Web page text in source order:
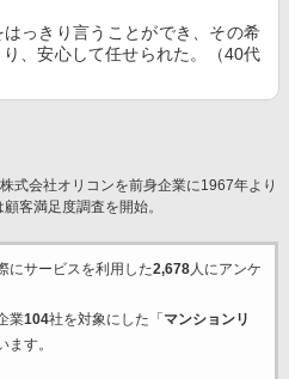
っきり言うことができ、その希
、安心して任せられた。（40代
式会社オリコンを前身企業に1967年より
客満足度調査を開始。
にサービスを利用した2,678人にアンケ
業104社を対象にした「 マンションリ
す。